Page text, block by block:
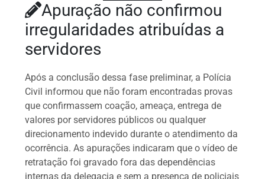
Apuração não confirmou
irregularidades atribuídas a
servidores
Após a conclusão dessa fase preliminar, a Polícia
Civil informou que não foram encontradas provas
que confirmassem coação, ameaça, entrega de
valores por servidores públicos ou qualquer
direcionamento indevido durante o atendimento da
ocorrência. As apurações indicaram que o vídeo de
retratação foi gravado fora das dependências
internas da delegacia e sem a presença de policiais